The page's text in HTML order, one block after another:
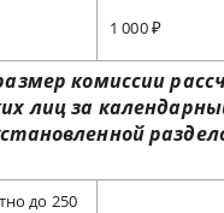
1 000 ₽
комиссии
лиц за
до 250